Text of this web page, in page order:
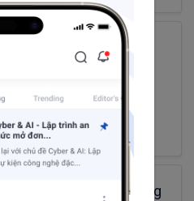
order-functions trong